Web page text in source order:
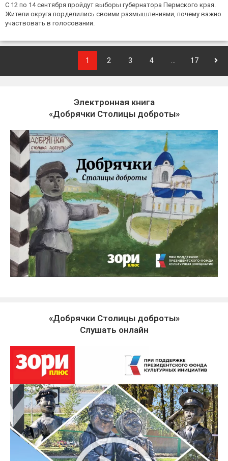
С 12 по 14 сентября пройдут выборы губернатора Пермского края.
Жители округа порделились своими размышлениями, почему важно
участвовать в голосовании.
1 2 3 4 17
Электронная книга
«Добрячки Столицы доброты»
«Добрячки Столицы доброты»
Слушать онлайн